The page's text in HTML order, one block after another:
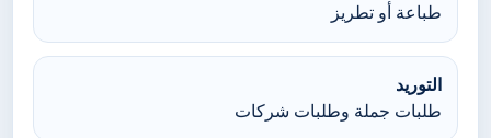
طباعة أو تطريز
التوريد
طلبات جملة وطلبات شركات